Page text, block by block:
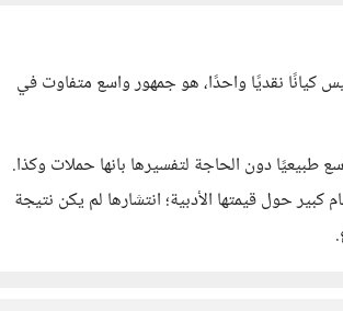
كيانًا نقديًا واحدًا، هو جمهور واسع متفاوت في
طبيعيًا دون الحاجة لتفسيرها بانها حملات وكذا.
حول قيمتها الأدبية؛ انتشارها لم يكن نتيجة